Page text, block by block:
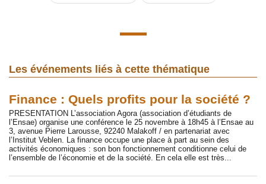
Les événements liés à cette thématique
Finance : Quels profits pour la société ?
PRESENTATION L’association Agora (association d’étudiants de
l’Ensae) organise une conférence le 25 novembre à 18h45 à l’Ensae au
3, avenue Pierre Larousse, 92240 Malakoff / en partenariat avec
l’Institut Veblen. La finance occupe une place à part au sein des
activités économiques : son bon fonctionnement conditionne celui de
l’ensemble de l’économie et de la société. En cela elle est très...